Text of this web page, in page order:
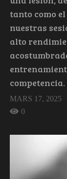
tanto como
nuestras
alto
MARS 17, 2025
0